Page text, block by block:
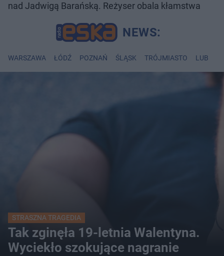
nad Jadwigą Barańską. Reżyser obala kłamstwa
WARSZAWA ŁÓDŹ POZNAŃ ŚLĄSK TRÓJMIASTO LUBLIN
STRASZNA TRAGEDIA
Tak zginęła 19-letnia Walentyna.
Wyciekło szokujące nagranie